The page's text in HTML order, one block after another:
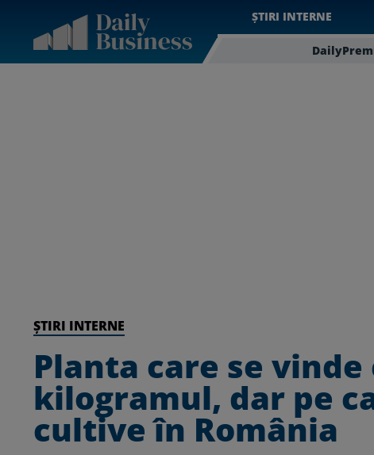
ȘTIRI INTERNE
ȘTIRI INTERNE
Planta care se
kilogramul, dar pe
cultive în România